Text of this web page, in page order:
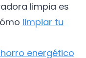
limpia es
limpiar tu
energético